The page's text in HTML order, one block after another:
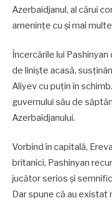
Azerbaidjanul, al cărui
amenințe cu și mai
Încercările lui
de liniște acasă,
Aliyev cu puțin în
guvernului său de
Azerbaidjanului.
Vorbind în capitală,
britanici, Pashinyan
jucător serios şi
Dar spune că au existat